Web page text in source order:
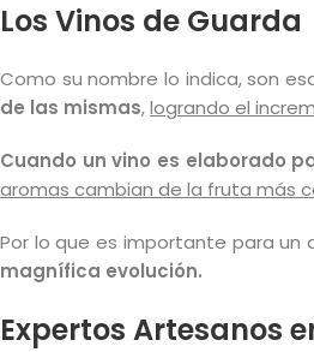
Los Vinos de Guarda
Como su nombre lo indica, son
de las mismas,logrando el
Cuando un vino es elaborado
aromas cambian de la fruta más
Por lo que es importante para un
magnífica evolución.
Expertos Artesanos